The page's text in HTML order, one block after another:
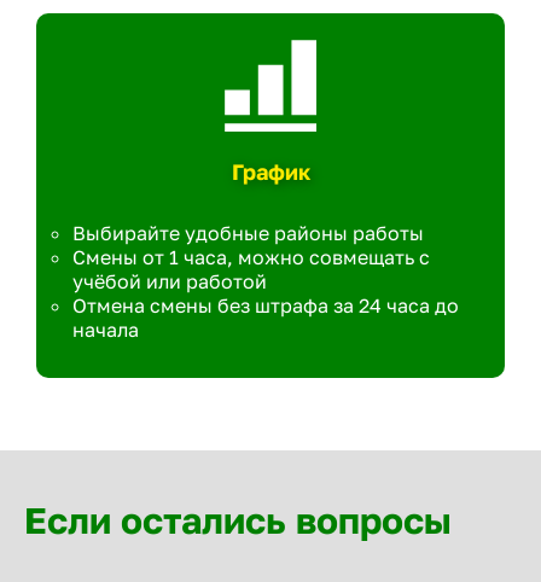
График
Выбирайте удобные районы работы
Смены от 1 часа, можно совмещать с
учёбой или работой
Отмена смены без штрафа за 24 часа до
начала
Если остались вопросы